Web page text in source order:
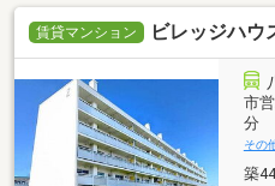
賃貸マンション ビレッジハウ
市
分
その
築